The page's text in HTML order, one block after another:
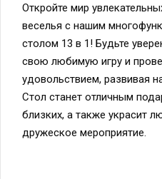
Откройте мир
веселья с нашим
столом 13 в 1! Будьте
свою любимую игру и
удовольствием, развивая
Стол станет отличным
близких, а также украсит
дружеское мероприятие.